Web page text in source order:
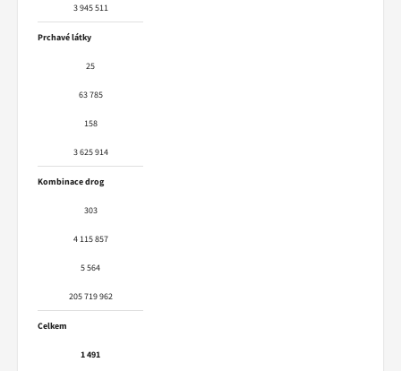
3 945 511
Prchavé látky
25
63 785
158
3 625 914
Kombinace drog
303
4 115 857
5 564
205 719 962
Celkem
1 491